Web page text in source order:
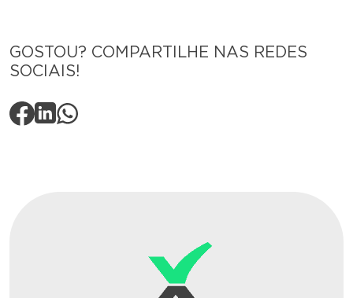
GOSTOU? COMPARTILHE NAS REDES
SOCIAIS!